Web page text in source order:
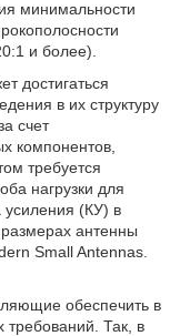
минимальности
и более).
достигаться
в их структуру
счет
компонентов,
требуется
нагрузки для
(КУ) в
антенны
Small Antennas.
обеспечить в
Так, в